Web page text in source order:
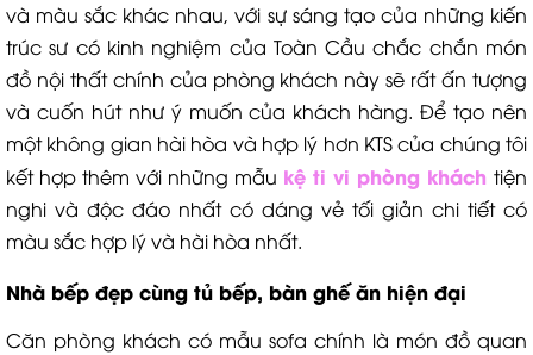
và màu sắc khác nhau, với sự sáng tạo của những kiến
trúc sư có kinh nghiệm của Toàn Cầu chắc chắn món
đồ nội thất chính của phòng khách này sẽ rất ấn tượng
và cuốn hút như ý muốn của khách hàng. Để tạo nên
một không gian hài hòa và hợp lý hơn KTS của chúng tôi
kết hợp thêm với những mẫu kệ ti vi phòng khách tiện
nghi và độc đáo nhất có dáng vẻ tối giản chi tiết có
màu sắc hợp lý và hài hòa nhất.
Nhà bếp đẹp cùng tủ bếp, bàn ghế ăn hiện đại
Căn phòng khách có mẫu sofa chính là món đồ quan